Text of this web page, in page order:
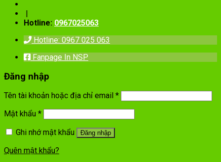
|
Hotline: 0967025063
Hotline: 0967 025 063
Fanpage In NSP
Đăng nhập
Tên tài khoản hoặc địa chỉ email *
Mật khẩu *
Ghi nhớ mật khẩu
Đăng nhập
Quên mật khẩu?